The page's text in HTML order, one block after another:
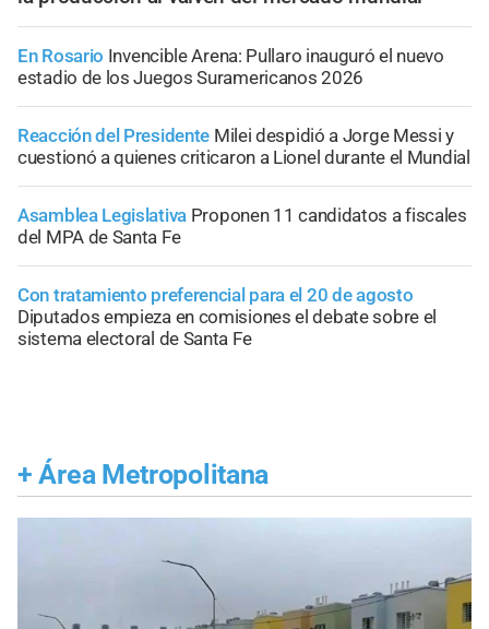
En Rosario Invencible Arena: Pullaro inauguró el nuevo
estadio de los Juegos Suramericanos 2026
Reacción del Presidente Milei despidió a Jorge Messi y
cuestionó a quienes criticaron a Lionel durante el Mundial
Asamblea Legislativa Proponen 11 candidatos a fiscales
del MPA de Santa Fe
Con tratamiento preferencial para el 20 de agosto
Diputados empieza en comisiones el debate sobre el
sistema electoral de Santa Fe
+ Área Metropolitana